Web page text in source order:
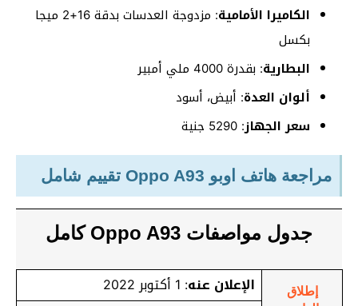
الكاميرا الأمامية
: مزدوجة العدسات بدقة 16+2 ميجا
بكسل
البطارية: بقدرة 4000 ملي أمبير
ألوان العدة: أبيض، أسود
سعر الجهاز: 5290 جنية
مراجعة هاتف اوبو Oppo A93 تقييم شامل
جدول مواصفات Oppo A93 كامل
إطلاق
الإعلان عنه: 1 أكتوبر 2022